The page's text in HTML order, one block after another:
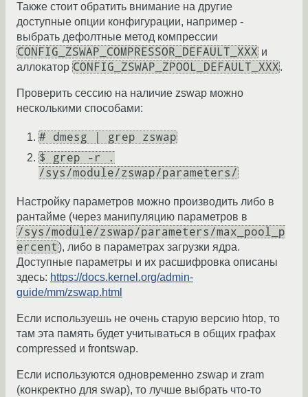
Также стоит обратить внимание на другие
доступные опции конфигурации, например -
выбрать дефолтные метод компрессии
CONFIG_ZSWAP_COMPRESSOR_DEFAULT_XXX и
аллокатор CONFIG_ZSWAP_ZPOOL_DEFAULT_XXX.
Проверить сессию на наличие zswap можно
несколькими способами:
# dmesg | grep zswap
$ grep -r .
/sys/module/zswap/parameters/
Настройку параметров можно производить либо в
рантайме (через манипуляцию параметров в
/sys/module/zswap/parameters/max_pool_p
ercent), либо в параметрах загрузки ядра.
Доступные параметры и их расшифровка описаны
здесь: https://docs.kernel.org/admin-
guide/mm/zswap.html
Если используешь не очень старую версию htop, то
там эта память будет учитываться в общих графах
compressed и frontswap.
Если используются одновременно zswap и zram
(конкректно для swap), то лучше выбрать что-то